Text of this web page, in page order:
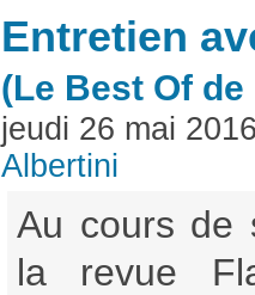
Entretien
(Le Best Of
jeudi 26 mai
Albertini
Au cours de
la revue